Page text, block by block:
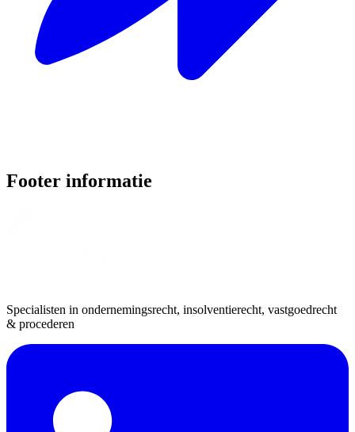
Footer informatie
Specialisten in ondernemingsrecht, insolventierecht, vastgoedrecht
& procederen